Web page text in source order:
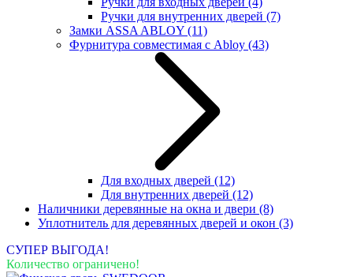
Ручки для внутренних дверей (7)
Замки ASSA ABLOY (11)
Фурнитура совместимая с Abloy (43)
Для входных дверей (12)
Для внутренних дверей (12)
Наличники деревянные на окна и двери (8)
Уплотнитель для деревянных дверей и окон (3)
СУПЕР ВЫГОДА!
Количество ограничено!